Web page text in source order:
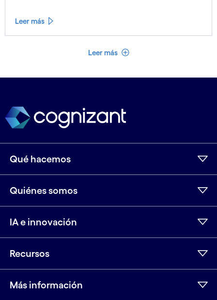
Leer más
Leer más Ver menos
Qué hacemos
Quiénes somos
IA e innovación
Recursos
Más información